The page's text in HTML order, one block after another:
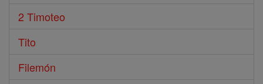
2 Timoteo
Tito
Filemón